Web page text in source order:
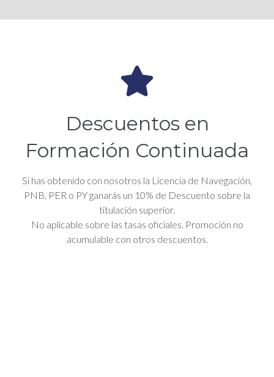
Descuentos en
Formación Continuada
Si has obtenido con nosotros la Licencia de Navegación,
PNB, PER o PY ganarás un 10% de Descuento sobre la
titulación superior.
No aplicable sobre las tasas oficiales. Promoción no
acumulable con otros descuentos.